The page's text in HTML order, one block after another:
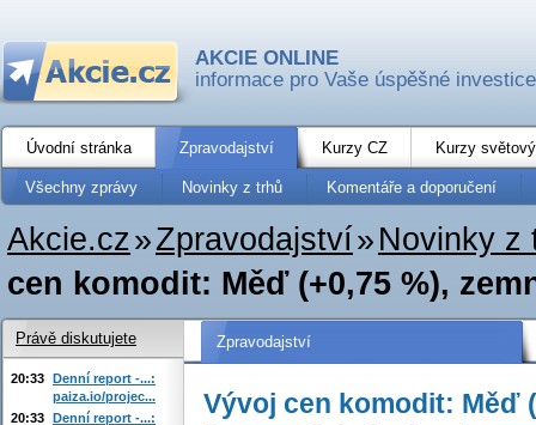
AKCIE ONLINE
informace pro Vaše úspěšné investice
Úvodní stránka Zpravodajství Kurzy CZ Kurzy
Všechny zprávy Novinky z trhů Komentáře a doporučení
Akcie.cz»Zpravodajství» Novinky z
cen komodit: Měď (+0,75 %),
Zpravodajství
Vývoj cen komodit: Měď
Právě diskutujete
20:33 Denní report -...:
paiza.io/projec...
20:33 Denní report -...: